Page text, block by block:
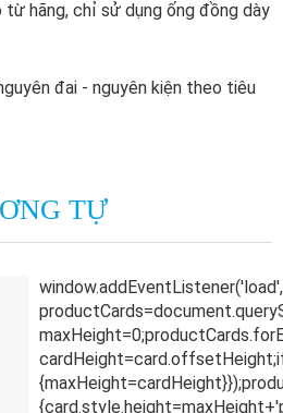
hãng, chỉ sử dụng ống đồng dày
đai - nguyên kiện theo tiêu
TỰ